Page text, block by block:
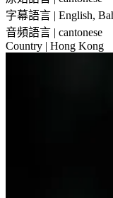
字幕語言 | English,
音頻語言 | cantonese
Country | Hong Kong